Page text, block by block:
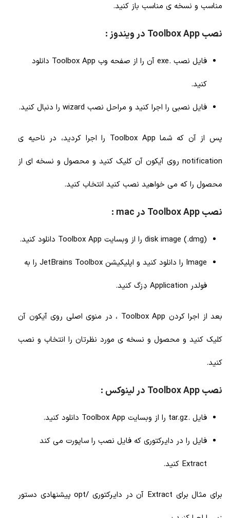
مناسب و نسخه ی مناسب باز کنید.
نصب Toolbox App در ویندوز :
فایل نصب .exe آن را از صفحه وب Toolbox App دانلود
کنید.
فایل نصبی را اجرا کنید و مراحل نصب wizard را دنبال کنید.
پس از آن که شما Toolbox App را اجرا کردید، در ناحیه ی
notification روی آیکون آن کلیک کنید و محصول و نسخه ای از
محصول را که می خواهید نصب کنید انتخاب کنید.
نصب Toolbox App در mac :
disk image (.dmg) را از وبسایت Toolbox App دانلود کنید.
Image را دانلود کنید و اپلیکیشن JetBrains Toolbox
را به
فولدر Application دِرَگ کنید.
بعد از اجرا کردن Toolbox App
، در منوی اصلی روی آیکون آن
کلیک کنید و محصول و نسخه ی مورد نظرتان را انتخاب و نصب
کنید.
نصب Toolbox App در لینوکس :
فایل .tar.gz را از وبسایت Toolbox App دانلود کنید.
فایل را در دایرکتوری که فایل نصب را ساپورت می کند
Extract کنید.
برای مثال برای Extract آن در دایرکتوری /opt پیشنهادی دستور